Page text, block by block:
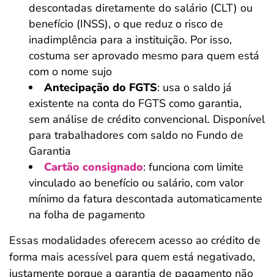
descontadas diretamente do salário (CLT) ou
benefício (INSS), o que reduz o risco de
inadimplência para a instituição. Por isso,
costuma ser aprovado mesmo para quem está
com o nome sujo
Antecipação do FGTS: usa o saldo já
existente na conta do FGTS como garantia,
sem análise de crédito convencional. Disponível
para trabalhadores com saldo no Fundo de
Garantia
Cartão consignado: funciona com limite
vinculado ao benefício ou salário, com valor
mínimo da fatura descontada automaticamente
na folha de pagamento
Essas modalidades oferecem acesso ao crédito de
forma mais acessível para quem está negativado,
justamente porque a garantia de pagamento não